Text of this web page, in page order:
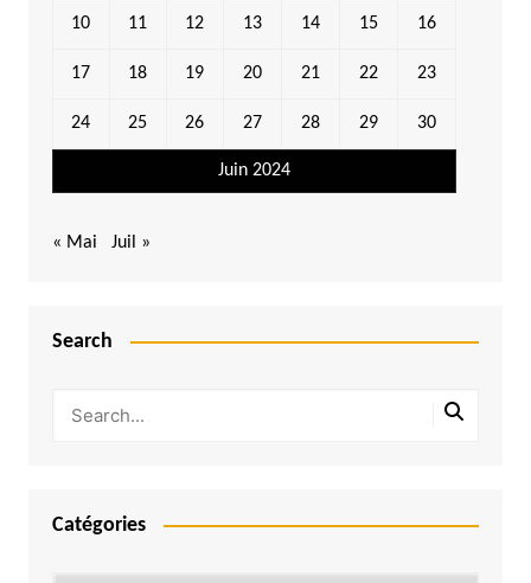
Juin 2024
10 11 12 13 14 15 16
17 18 19 20 21 22 23
24 25 26 27 28 29 30
« Mai Juil »
Search
Catégories